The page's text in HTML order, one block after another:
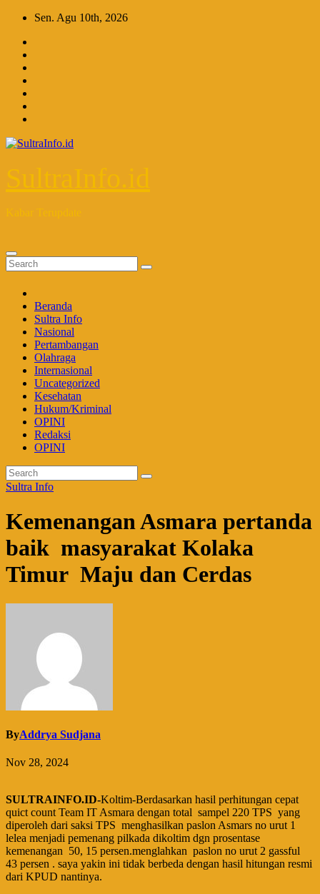
Skip
content
Sen. Agu 10th, 2026
SultraInfo.id
Kabar Terupdate
Beranda
Sultra Info
Nasional
Pertambangan
Olahraga
Internasional
Uncategorized
Kesehatan
Hukum/Kriminal
OPINI
Redaksi
OPINI
Sultra Info
Kemenangan Asmara pertanda
baik masyarakat Kolaka
Timur Maju dan Cerdas
ByAddrya Sudjana
Nov 28, 2024
SULTRAINFO.ID-Koltim-Berdasarkan hasil perhitungan cepat
quict count Team IT Asmara dengan total sampel 220 TPS yang
diperoleh dari saksi TPS menghasilkan paslon Asmars no urut 1
lelea menjadi pemenang pilkada dikoltim dgn prosentase
kemenangan 50, 15 persen.menglahkan paslon no urut 2 gassful
43 persen . saya yakin ini tidak berbeda dengan hasil hitungan resmi
dari KPUD nantinya.